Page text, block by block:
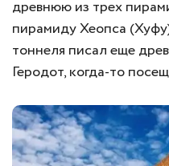
древнюю из трех
пирамиду Хеопса
тоннеля писал еще
Геродот, когда-то